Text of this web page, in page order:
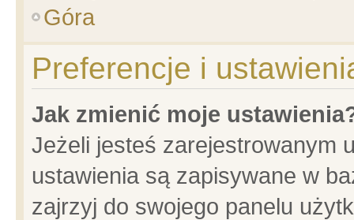
Góra
Preferencje i
Jak zmienić moje
Jeżeli jesteś zarejestrowanym
ustawienia są zapisywane w
zajrzyj do swojego panelu